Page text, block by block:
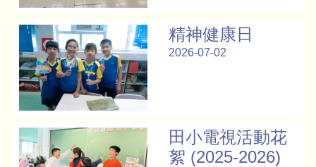
精神健康日
2026-07-02
田小電視活動花
絮 (2025-2026)